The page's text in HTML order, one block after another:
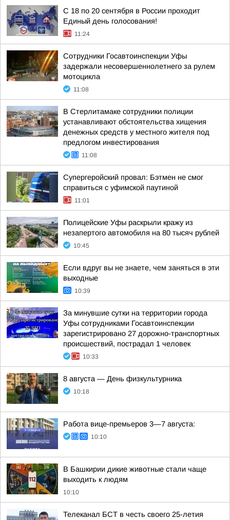
С 18 по 20 сентября в России проходит
Единый день голосования!
11:24
Сотрудники Госавтоинспекции Уфы
задержали несовершеннолетнего за рулем
мотоцикла
11:08
В Стерлитамаке сотрудники полиции
устанавливают обстоятельства хищения
денежных средств у местного жителя под
предлогом инвестирования
11:08
Супергеройский провал: Бэтмен не смог
справиться с уфимской паутиной
11:01
Полицейские Уфы раскрыли кражу из
незапертого автомобиля на 80 тысяч рублей
10:45
Если вдруг вы не знаете, чем заняться в эти
выходные
10:39
За минувшие сутки на территории города
Уфы сотрудниками Госавтоинспекции
зарегистрировано 27 дорожно-транспортных
происшествий, пострадал 1 человек
10:33
8 августа — День физкультурника
10:18
Работа вице-премьеров 3—7 августа:
10:10
В Башкирии дикие животные стали чаще
выходить к людям
10:10
Телеканал БСТ в честь своего 25-летия